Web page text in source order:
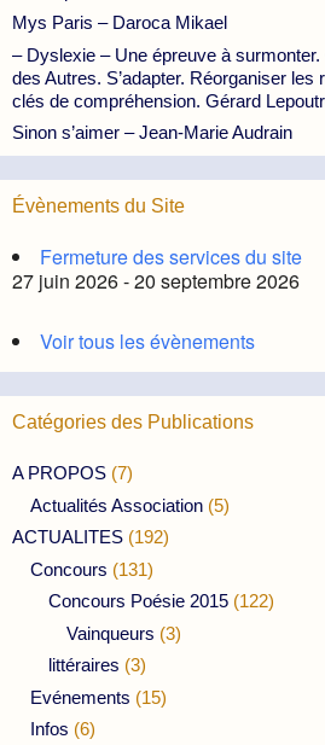
Mys Paris – Daroca Mikael
– Dyslexie – Une épreuve à
des Autres. S’adapter. Réorganiser
clés de compréhension. Gérard
Sinon s’aimer – Jean-Marie Audrain
Évènements du Site
Fermeture des services du site
27 juin 2026 - 20 septembre 2026
Voir tous les évènements
Catégories des Publications
A PROPOS (7)
Actualités Association (5)
ACTUALITES (192)
Concours (131)
Concours Poésie 2015 (122)
Vainqueurs (3)
littéraires (3)
Evénements (15)
Infos (6)